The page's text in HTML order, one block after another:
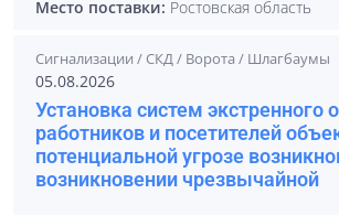
Место поставки: Ростовская область
Сигнализации / СКД / Ворота / Шлагбаумы
05.08.2026
Установка систем экстренного
работников и посетителей
потенциальной угрозе
возникновении чрезвычайной